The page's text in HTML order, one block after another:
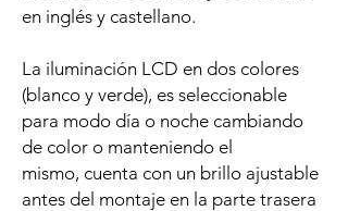
en inglés y castellano.
La iluminación LCD en dos colores
(blanco y verde), es seleccionable
para modo día o noche cambiando
de color o manteniendo el
mismo, cuenta con un brillo ajustable
antes del montaje en la parte trasera